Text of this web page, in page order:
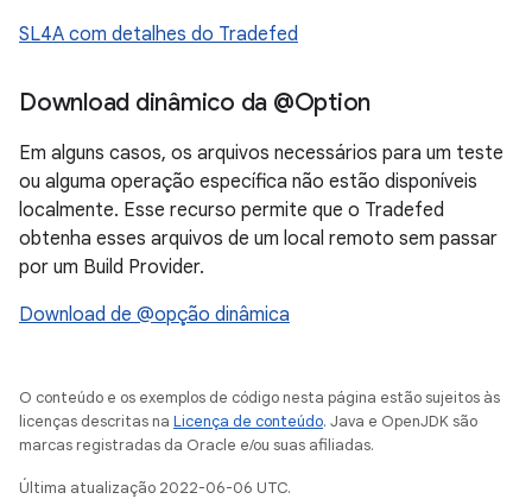
SL4A com detalhes do Tradefed
Download dinâmico da @Option
Em alguns casos, os arquivos necessários para um teste
ou alguma operação específica não estão disponíveis
localmente. Esse recurso permite que o Tradefed
obtenha esses arquivos de um local remoto sem passar
por um Build Provider.
Download de @opção dinâmica
O conteúdo e os exemplos de código nesta página estão sujeitos às
licenças descritas na Licença de conteúdo. Java e OpenJDK são
marcas registradas da Oracle e/ou suas afiliadas.
Última atualização 2022-06-06 UTC.